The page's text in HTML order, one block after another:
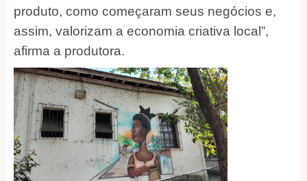
produto, como começaram seus negócios e,
assim, valorizam a economia criativa local”,
afirma a produtora.